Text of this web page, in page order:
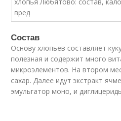
Состав
Основу хлопьев составляет
полезная и содержит много
микроэлементов. На втором
сахар. Далее идут экстракт
эмульгатор моно, и